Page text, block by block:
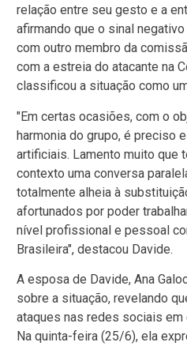
relação entre seu gesto e a
afirmando que o sinal
com outro membro da
com a estreia do atacante na
classificou a situação como
"Em certas ocasiões, com o
harmonia do grupo, é preciso
artificiais. Lamento muito que
contexto uma conversa
totalmente alheia à
afortunados por poder
nível profissional e pessoal
Brasileira", destacou Davide.
A esposa de Davide, Ana
sobre a situação, revelando
ataques nas redes sociais em
Na quinta-feira (25/6), ela